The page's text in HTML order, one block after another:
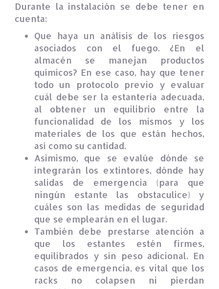
Durante la instalación se debe tener en
cuenta:
Que haya un análisis de los riesgos
asociados con el fuego. ¿En el
almacén se manejan productos
químicos? En ese caso, hay que tener
todo un protocolo previo y evaluar
cuál debe ser la estantería adecuada,
al obtener un equilibrio entre la
funcionalidad de los mismos y los
materiales de los que están hechos,
así como su cantidad.
Asimismo, que se evalúe dónde se
integrarán los extintores, dónde hay
salidas de emergencia (para que
ningún estante las obstaculice) y
cuáles son las medidas de seguridad
que se emplearán en el lugar.
También debe prestarse atención a
que los estantes estén firmes,
equilibrados y sin peso adicional. En
casos de emergencia, es vital que los
racks no colapsen ni pierdan